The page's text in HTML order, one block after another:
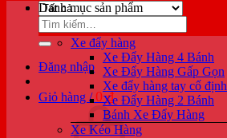
Tìm
kiếm:
Đăng nhập
Giỏ hàng /0₫
Danh mục sản phẩm
Xe đẩy hàng
Xe Đẩy Hàng 4 Bánh
Xe Đẩy Hàng Gấp Gọn
Xe đẩy hàng tay cố định
Xe Đẩy Hàng 2 Bánh
Bánh Xe Đẩy Hàng
Xe Kéo Hàng